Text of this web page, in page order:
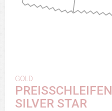
GOLD
PREISSCHLEIFEN
SILVER STAR